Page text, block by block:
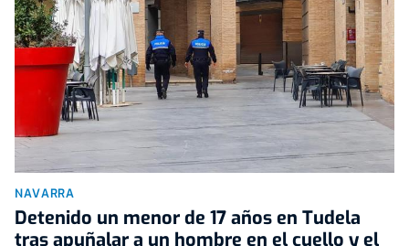
NAVARRA
Detenido un menor de 17 años en Tudela
tras apuñalar a un hombre en el cuello y el